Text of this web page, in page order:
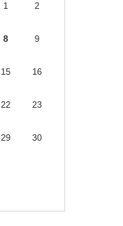
1 2
8 9
15 16
22 23
29 30